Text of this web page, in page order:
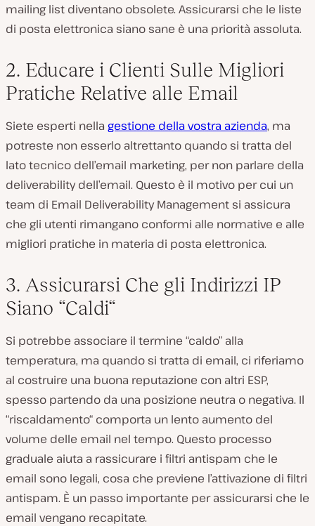
mailing list diventano obsolete. Assicurarsi che le liste
di posta elettronica siano sane è una priorità assoluta.
2. Educare i Clienti Sulle Migliori
Pratiche Relative alle Email
Siete esperti nella gestione della vostra azienda, ma
potreste non esserlo altrettanto quando si tratta del
lato tecnico dell’email marketing, per non parlare della
deliverability dell’email. Questo è il motivo per cui un
team di Email Deliverability Management si assicura
che gli utenti rimangano conformi alle normative e alle
migliori pratiche in materia di posta elettronica.
3. Assicurarsi Che gli Indirizzi IP
Siano “Caldi“
Si potrebbe associare il termine “caldo” alla
temperatura, ma quando si tratta di email, ci riferiamo
al costruire una buona reputazione con altri ESP,
spesso partendo da una posizione neutra o negativa. Il
“riscaldamento“ comporta un lento aumento del
volume delle email nel tempo. Questo processo
graduale aiuta a rassicurare i filtri antispam che le
email sono legali, cosa che previene l’attivazione di filtri
antispam. È un passo importante per assicurarsi che le
email vengano recapitate.